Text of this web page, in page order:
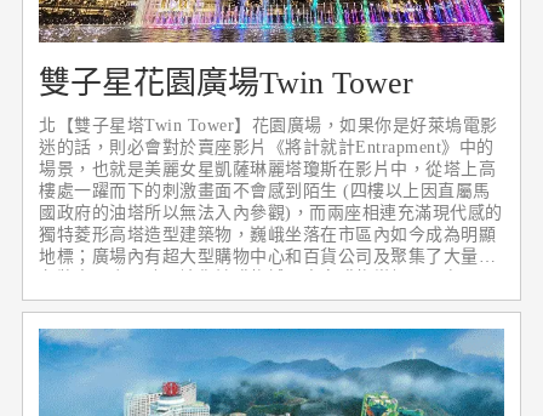
雙子星花園廣場Twin Tower
北【雙子星塔Twin Tower】花園廣場，如果你是好萊塢電影
迷的話，則必會對於賣座影片《將計就計Entrapment》中的
場景，也就是美麗女星凱薩琳麗塔瓊斯在影片中，從塔上高
樓處一躍而下的刺激畫面不會感到陌生 (四樓以上因直屬馬
國政府的油塔所以無法入內參觀)，而兩座相連充滿現代感的
獨特菱形高塔造型建築物，巍峨坐落在市區內如今成為明顯
地標；廣場內有超大型購物中心和百貨公司及聚集了大量的
COFFEE SHOP讓您彷彿身處巴黎街頭，絕佳氣氛讓人流連